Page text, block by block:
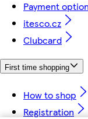
Payment
itesco.cz
Clubcard
First time shopping
How to shop
Registration